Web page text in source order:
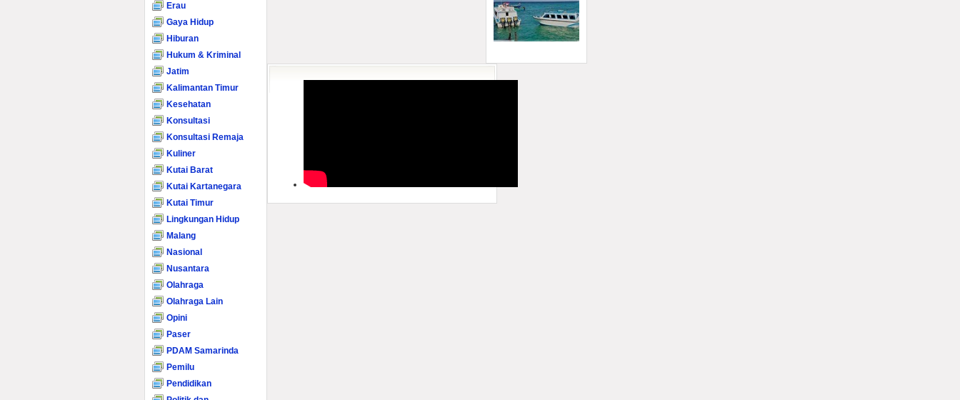
Erau
Gaya Hidup
Hiburan
Hukum & Kriminal
Jatim
Kalimantan Timur
Kesehatan
Konsultasi
Konsultasi Remaja
Kuliner
Kutai Barat
Kutai Kartanegara
Kutai Timur
Lingkungan Hidup
Malang
Nasional
Nusantara
Olahraga
Olahraga Lain
Opini
Paser
PDAM Samarinda
Pemilu
Pendidikan